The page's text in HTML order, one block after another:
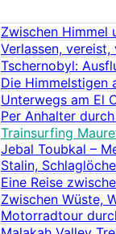
Zwischen Himmel
Verlassen, vereist,
Tschernobyl:
Die Himmelstigen
Unterwegs am El
Per Anhalter
Trainsurfing
Jebal Toubkal –
Stalin,
Eine Reise
Zwischen Wüste,
Motorradtour